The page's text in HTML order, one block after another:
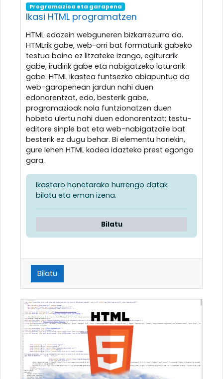
Programazioa eta garapena
Ikasi HTML programatzen
HTML edozein webguneren bizkarrezurra da.
HTMLrik gabe, web-orri bat formaturik gabeko
testua baino ez litzateke izango, egiturarik
gabe, irudirik gabe eta nabigatzeko loturarik
gabe. HTML ikastea funtsezko abiapuntua da
web-garapenean jardun nahi duen
edonorentzat, edo, besterik gabe,
programazioak nola funtzionatzen duen
hobeto ulertu nahi duen edonorentzat; testu-
editore sinple bat eta web-nabigatzaile bat
besterik ez dugu behar. Bi elementu horiekin,
gure lehen HTML kodea idazteko prest egongo
gara.
Ikastaro honetarako hurrengo datak
bilatu eta eman izena.
Bilatu
Bilatu